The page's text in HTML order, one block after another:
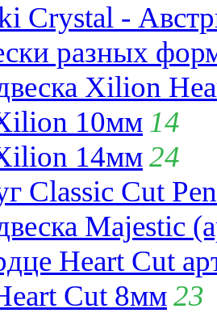
Crystal -
разных
Xilion
10мм 14
14мм24
Classic Cut
Majestic
Heart Cut
Cut 8мм23